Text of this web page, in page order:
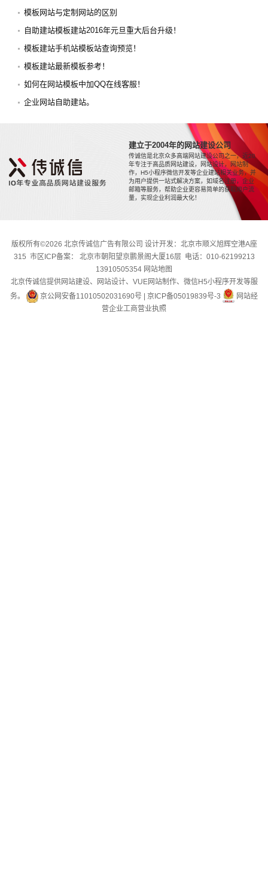
模板网站与定制网站的区别
自助建站模板建站2016年元旦重大后台升级！
模板建站手机站模板站查询预览！
模板建站最新模板参考！
如何在网站模板中加QQ在线客服！
企业网站自助建站。
建立于2004年的网站建设公司
传诚信是北京众多高端网站建设公司之一，近20
年专注于高品质网站建设，网站设计，网站制
作，H5小程序微信开发等企业建站相关业务，并
为用户提供一站式解决方案，如域名注册，企业
邮箱等服务，帮助企业更容易简单的获取用户流
量，实现企业利润最大化！
版权所有©2026 北京传诚信广告有限公司 设计开发：北京市顺义旭辉空港A座
315 市区ICP备案： 北京市朝阳望京鹏景阁大厦16层 电话：010-62199213
13910505354 网站地图
北京传诚信提供网站建设、网站设计、VUE网站制作、微信H5小程序开发等服
务。
京公网安备11010502031690号 京ICP备05019839号-3
网站经
营企业工商营业执照